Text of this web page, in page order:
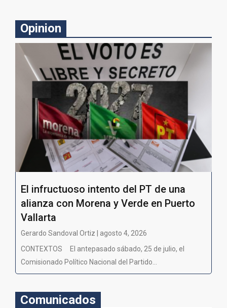
Opinion
El infructuoso intento del PT de una
alianza con Morena y Verde en Puerto
Vallarta
Gerardo Sandoval Ortiz | agosto 4, 2026
CONTEXTOS El antepasado sábado, 25 de julio, el
Comisionado Político Nacional del Partido...
Comunicados